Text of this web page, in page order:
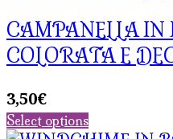
CAMPANELLA IN
COLORATA E
3,50€
Select options